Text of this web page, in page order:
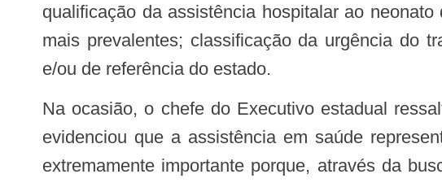
qualificação da assistência hospitalar ao
mais prevalentes; classificação da urgência do
e/ou de referência do estado.
Na ocasião, o chefe do Executivo estadual ressaltou a importância da ação para o início do tratamento precoce. Ele também
evidenciou que a assistência em saúde
extremamente importante porque, através da